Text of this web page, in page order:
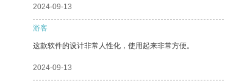
2024-09-13
游客
这款软件的设计非常人性化，使用起来非常方便。
2024-09-13